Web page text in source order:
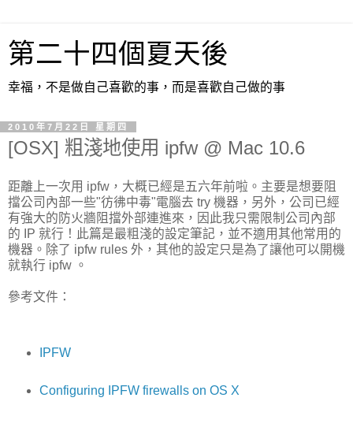
第二十四個夏天後
幸福，不是做自己喜歡的事，而是喜歡自己做的事
2010年7月22日 星期四
[OSX] 粗淺地使用 ipfw @ Mac 10.6
距離上一次用 ipfw，大概已經是五六年前啦。主要是想要阻
擋公司內部一些"彷彿中毒"電腦去 try 機器，另外，公司已經
有強大的防火牆阻擋外部連進來，因此我只需限制公司內部
的 IP 就行！此篇是最粗淺的設定筆記，並不適用其他常用的
機器。除了 ipfw rules 外，其他的設定只是為了讓他可以開機
就執行 ipfw 。
參考文件：
IPFW
Configuring IPFW firewalls on OS X